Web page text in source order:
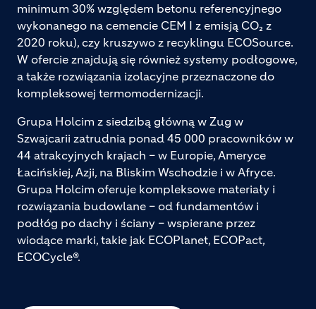
minimum 30% względem betonu referencyjnego
wykonanego na cemencie CEM I z emisją CO₂ z
2020 roku), czy kruszywo z recyklingu ECOSource.
W ofercie znajdują się również systemy podłogowe,
a także rozwiązania izolacyjne przeznaczone do
kompleksowej termomodernizacji.
Grupa Holcim z siedzibą główną w Zug w
Szwajcarii zatrudnia ponad 45 000 pracowników w
44 atrakcyjnych krajach – w Europie, Ameryce
Łacińskiej, Azji, na Bliskim Wschodzie i w Afryce.
Grupa Holcim oferuje kompleksowe materiały i
rozwiązania budowlane – od fundamentów i
podłóg po dachy i ściany – wspierane przez
wiodące marki, takie jak ECOPlanet, ECOPact,
ECOCycle®.